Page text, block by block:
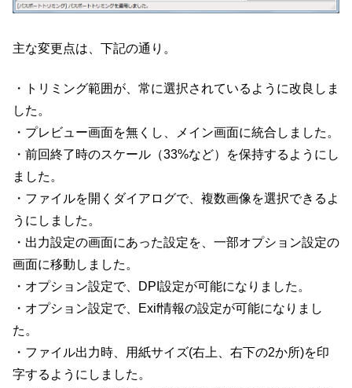
主な変更点は、下記の通り。
・トリミング範囲が、常に選択されているように改良しま
した。
・プレビュー画面を無くし、メイン画面に統合しました。
・前回終了時のスケール（33%など）を保持するようにし
ました。
・ファイルを開くダイアログで、複数画像を選択できるよ
うにしました。
・出力設定の画面にあった設定を、一部オプション設定の
画面に移動しました。
・オプション設定で、DPI設定が可能になりました。
・オプション設定で、Exif情報の設定が可能になりまし
た。
・ファイル出力時、用紙サイズ(右上、右下の2か所)を印
字するようにしました。